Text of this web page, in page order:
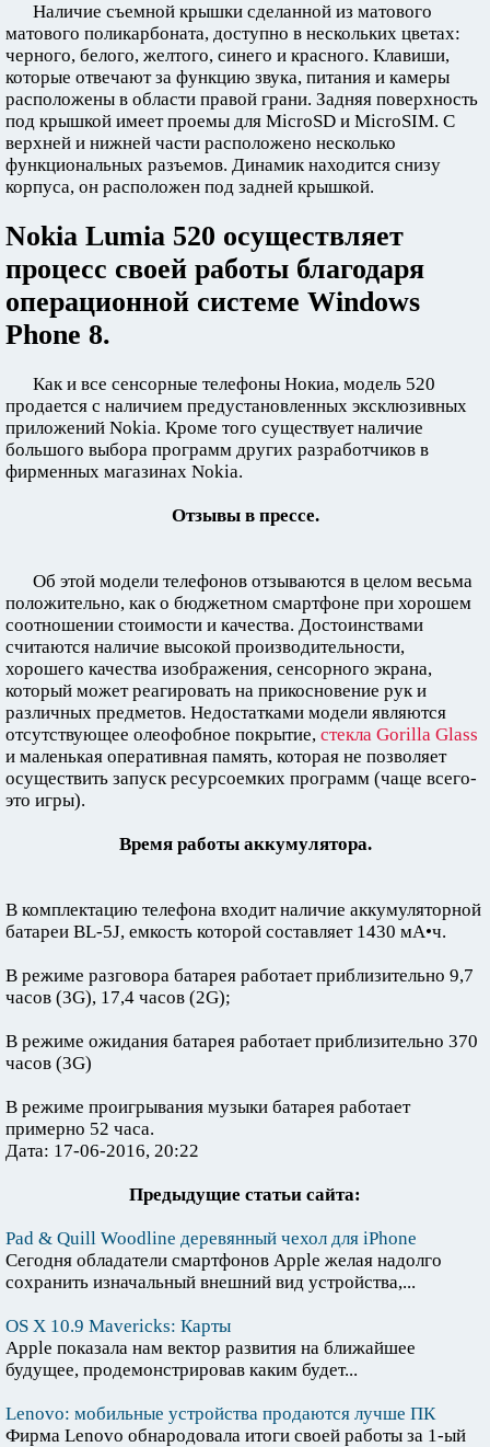
Наличие съемной крышки сделанной из матового
матового поликарбоната, доступно в нескольких цветах:
черного, белого, желтого, синего и красного. Клавиши,
которые отвечают за функцию звука, питания и камеры
расположены в области правой грани. Задняя поверхность
под крышкой имеет проемы для MicroSD и MicroSIM. С
верхней и нижней части расположено несколько
функциональных разъемов. Динамик находится снизу
корпуса, он расположен под задней крышкой.
Nokia Lumia 520 осуществляет
процесс своей работы благодаря
операционной системе Windows
Phone 8.
Как и все сенсорные телефоны Нокиа, модель 520
продается с наличием предустановленных эксклюзивных
приложений Nokia. Кроме того существует наличие
большого выбора программ других разработчиков в
фирменных магазинах Nokia.
Отзывы в прессе.
Об этой модели телефонов отзываются в целом весьма
положительно, как о бюджетном смартфоне при хорошем
соотношении стоимости и качества. Достоинствами
считаются наличие высокой производительности,
хорошего качества изображения, сенсорного экрана,
который может реагировать на прикосновение рук и
различных предметов. Недостатками модели являются
отсутствующее олеофобное покрытие, стекла Gorilla Glass
и маленькая оперативная память, которая не позволяет
осуществить запуск ресурсоемких программ (чаще всего-
это игры).
Время работы аккумулятора.
В комплектацию телефона входит наличие аккумуляторной
батареи BL-5J, емкость которой составляет 1430 мА•ч.
В режиме разговора батарея работает приблизительно 9,7
часов (3G), 17,4 часов (2G);
В режиме ожидания батарея работает приблизительно 370
часов (3G)
В режиме проигрывания музыки батарея работает
примерно 52 часа.
Дата: 17-06-2016, 20:22
Предыдущие статьи сайта:
Pad & Quill Woodline деревянный чехол для iPhone
Сегодня обладатели смартфонов Apple желая надолго
сохранить изначальный внешний вид устройства,...
OS X 10.9 Mavericks: Карты
Apple показала нам вектор развития на ближайшее
будущее, продемонстрировав каким будет...
Lenovo: мобильные устройства продаются лучше ПК
Фирма Lenovo обнародовала итоги своей работы за 1-ый